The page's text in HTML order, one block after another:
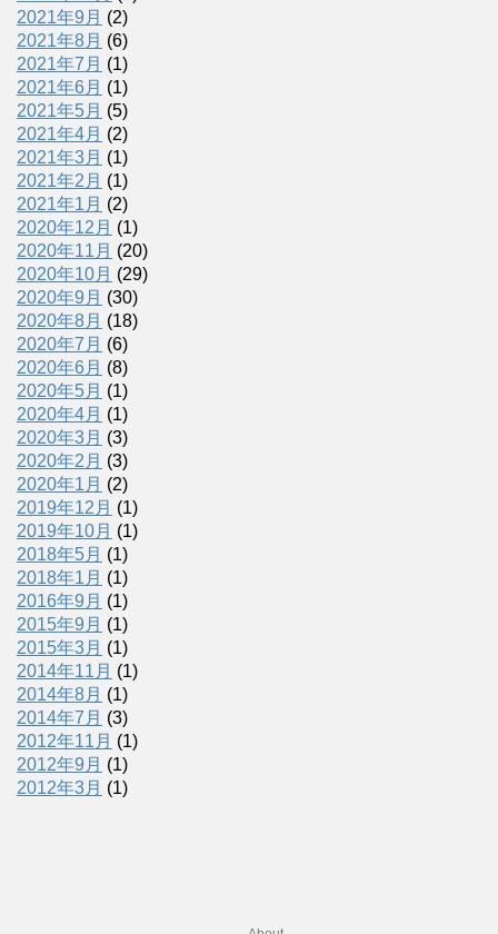
2021年9月 (2)
2021年8月 (6)
2021年7月 (1)
2021年6月 (1)
2021年5月 (5)
2021年4月 (2)
2021年3月 (1)
2021年2月 (1)
2021年1月 (2)
2020年12月 (1)
2020年11月 (20)
2020年10月 (29)
2020年9月 (30)
2020年8月 (18)
2020年7月 (6)
2020年6月 (8)
2020年5月 (1)
2020年4月 (1)
2020年3月 (3)
2020年2月 (3)
2020年1月 (2)
2019年12月 (1)
2019年10月 (1)
2018年5月 (1)
2018年1月 (1)
2016年9月 (1)
2015年9月 (1)
2015年3月 (1)
2014年11月 (1)
2014年8月 (1)
2014年7月 (3)
2012年11月 (1)
2012年9月 (1)
2012年3月 (1)